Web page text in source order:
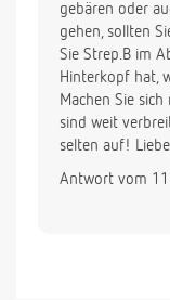
gebären oder
gehen, sollten
Sie Strep.B im
Hinterkopf hat,
Machen Sie
sind weit
selten auf!
Antwort vom